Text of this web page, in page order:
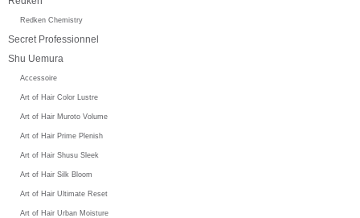
Redken Chemistry
Secret Professionnel
Shu Uemura
Accessoire
Art of Hair Color Lustre
Art of Hair Muroto Volume
Art of Hair Prime Plenish
Art of Hair Shusu Sleek
Art of Hair Silk Bloom
Art of Hair Ultimate Reset
Art of Hair Urban Moisture